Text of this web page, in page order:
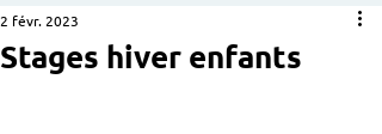
Stages hiver enfants
2 févr. 2023